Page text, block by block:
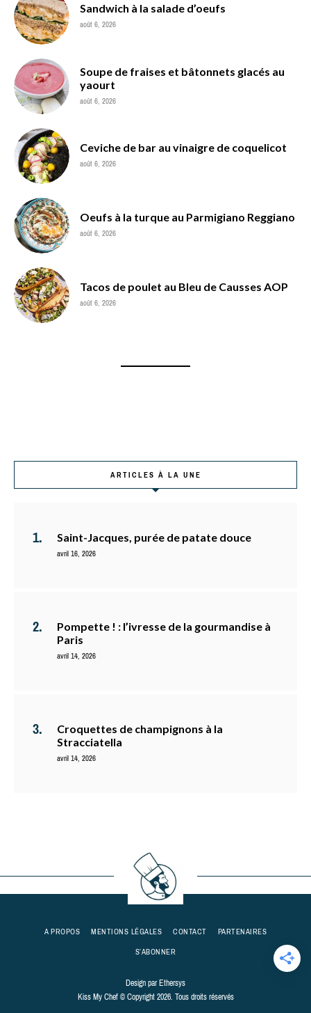
Sandwich à la salade d’oeufs
août 6, 2026
Soupe de fraises et bâtonnets glacés au
yaourt
août 6, 2026
Ceviche de bar au vinaigre de coquelicot
août 6, 2026
Oeufs à la turque au Parmigiano Reggiano
août 6, 2026
Tacos de poulet au Bleu de Causses AOP
août 6, 2026
ARTICLES À LA UNE
Saint-Jacques, purée de patate douce
avril 16, 2026
Pompette ! : l’ivresse de la gourmandise à
Paris
avril 14, 2026
Croquettes de champignons à la
Stracciatella
avril 14, 2026
A PROPOS MENTIONS LÉGALES CONTACT
PARTENAIRES
S’ABONNER
Design parEthersys
Kiss My Chef © Copyright 2026. Tous droits réservés